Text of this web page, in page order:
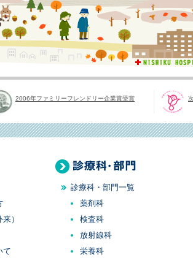
2006年ファミリーフレンドリー企業賞受賞
）
て
診療科・部門一覧
薬剤科
検査科
放射線科
栄養科